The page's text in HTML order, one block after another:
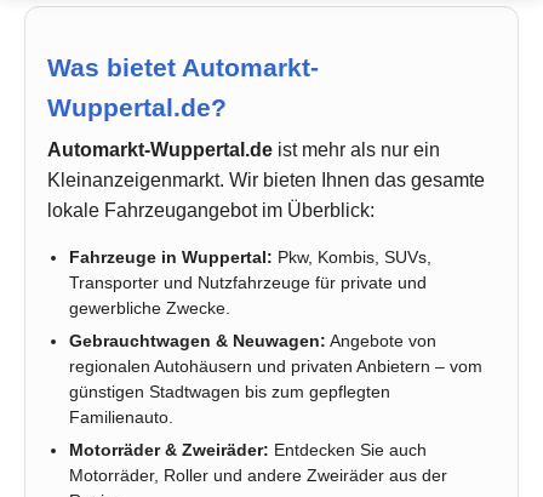
Was bietet Automarkt-
Wuppertal.de?
Automarkt-Wuppertal.de ist mehr als nur ein
Kleinanzeigenmarkt. Wir bieten Ihnen das gesamte
lokale Fahrzeugangebot im Überblick:
Fahrzeuge in Wuppertal: Pkw, Kombis, SUVs,
Transporter und Nutzfahrzeuge für private und
gewerbliche Zwecke.
Gebrauchtwagen & Neuwagen: Angebote von
regionalen Autohäusern und privaten Anbietern – vom
günstigen Stadtwagen bis zum gepflegten
Familienauto.
Motorräder & Zweiräder: Entdecken Sie auch
Motorräder, Roller und andere Zweiräder aus der